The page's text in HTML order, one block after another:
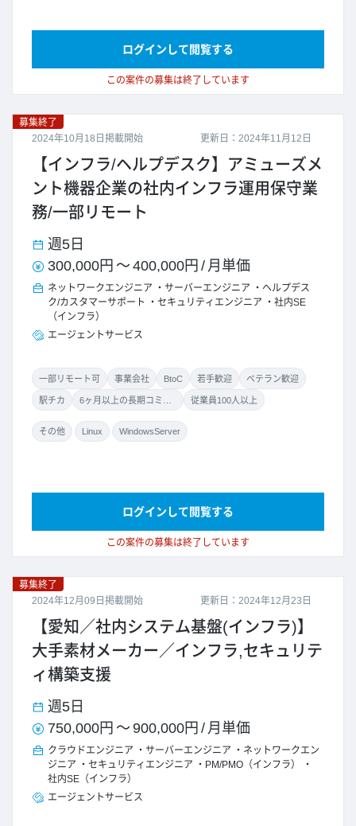
この案件の募集は終了しています
ログインして閲覧する
更新日：2024年11月12日
募集終了
2024年10月18日掲載開始
【インフラ/ヘルプデスク】アミューズメ
ント機器企業の社内インフラ運用保守業
務/一部リモート
週5日
300,000円 ～ 400,000円 / 月単価
ネットワークエンジニア サーバーエンジニア
ヘルプデス
ク/カスタマーサポート
セキュリティエンジニア
社内SE
（インフラ）
エージェントサービス
一部リモート可 事業会社 BtoC 若手歓迎 ベテラン歓迎
駅チカ 従業員100人以上
その他 Linux WindowsServer
この案件の募集は終了しています
ログインして閲覧する
更新日：2024年12月23日
募集終了
2024年12月09日掲載開始
【愛知／社内システム基盤(インフラ)】
大手素材メーカー／インフラ,セキュリテ
ィ構築支援
週5日
750,000円 ～ 900,000円 / 月単価
クラウドエンジニア サーバーエンジニア
ネットワークエン
ジニア
セキュリティエンジニア
PM/PMO（インフラ）
社内SE（インフラ）
エージェントサービス